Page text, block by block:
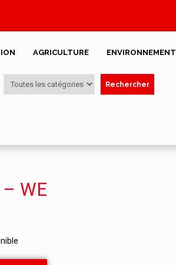
AGRICULTURE ENVIRONNEMENT
Rechercher
WE